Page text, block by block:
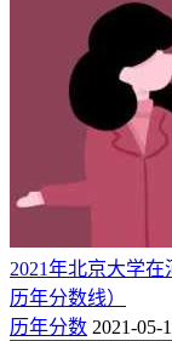
湖南（专科批）
山东（二段）
广东（专科批）
山西（专科批）
（二）2024年
可见，2024年河南
2021年北京大学在
历年分数线）
历年分数 2021-05-